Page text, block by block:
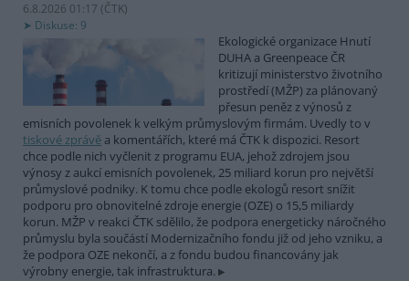
6.8.2026 01:17 (ČTK)
Diskuse: 9
Ekologické organizace Hnutí
DUHA a Greenpeace ČR
kritizují ministerstvo životního
prostředí (MŽP) za plánovaný
přesun peněz z výnosů z
emisních povolenek k velkým průmyslovým firmám. Uvedly to v
tiskové zprávě a komentářích, které má ČTK k dispozici. Resort
chce podle nich vyčlenit z programu EUA, jehož zdrojem jsou
výnosy z aukcí emisních povolenek, 25 miliard korun pro největší
průmyslové podniky. K tomu chce podle ekologů resort snížit
podporu pro obnovitelné zdroje energie (OZE) o 15,5 miliardy
korun. MŽP v reakci ČTK sdělilo, že podpora energeticky náročného
průmyslu byla součástí Modernizačního fondu již od jeho vzniku, a
že podpora OZE nekončí, a z fondu budou financovány jak
výrobny energie, tak infrastruktura.